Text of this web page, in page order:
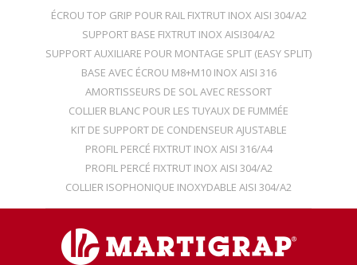
ÉCROU TOP GRIP POUR RAIL FIXTRUT INOX AISI 304/A2
SUPPORT BASE FIXTRUT INOX AISI304/A2
SUPPORT AUXILIARE POUR MONTAGE SPLIT (EASY SPLIT)
BASE AVEC ÉCROU M8+M10 INOX AISI 316
AMORTISSEURS DE SOL AVEC RESSORT
COLLIER BLANC POUR LES TUYAUX DE FUMMÉE
KIT DE SUPPORT DE CONDENSEUR AJUSTABLE
PROFIL PERCÉ FIXTRUT INOX AISI 316/A4
PROFIL PERCÉ FIXTRUT INOX AISI 304/A2
COLLIER ISOPHONIQUE INOXYDABLE AISI 304/A2